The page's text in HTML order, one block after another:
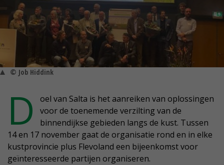
© Job Hiddink
D
oel van Salta is het aanreiken van oplossingen
voor de toenemende verzilting van de
binnendijkse gebieden langs de kust. Tussen
14 en 17 november gaat de organisatie rond en in elke
kustprovincie plus Flevoland een bijeenkomst voor
geïnteresseerde partijen organiseren.